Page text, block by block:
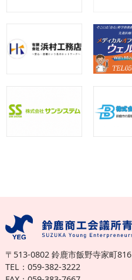
〒513-0802 鈴鹿市飯野寺家町816
TEL：059-382-3222